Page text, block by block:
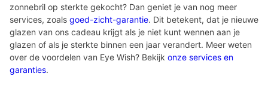
zonnebril op sterkte gekocht? Dan geniet je van nog meer
services, zoals goed-zicht-garantie. Dit betekent, dat je nieuwe
glazen van ons cadeau krijgt als je niet kunt wennen aan je
glazen of als je sterkte binnen een jaar verandert. Meer weten
over de voordelen van Eye Wish? Bekijk onze services en
garanties.